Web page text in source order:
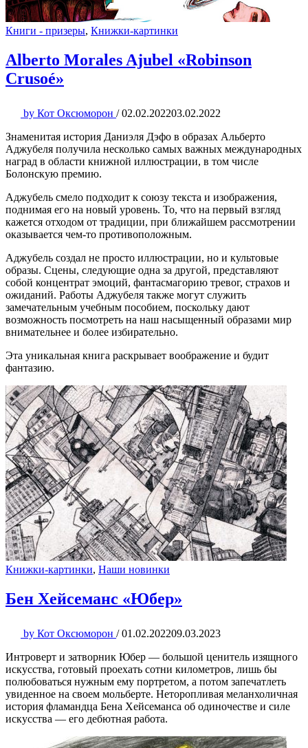
Книги - призеры, Книжки-картинки
Alberto Morales Ajubel «Robinson
Crusoé»
by Кот Оксюморон / 02.02.202203.02.2022
Знаменитая история Даниэля Дэфо в образах Альберто
Аджубеля получила несколько самых важных международных
наград в области книжной иллюстрации, в том числе
Болонскую премию.
Аджубель смело подходит к союзу текста и изображения,
поднимая его на новый уровень. То, что на первый взгляд
кажется отходом от традиции, при ближайшем рассмотрении
оказывается чем-то противоположным.
Аджубель создал не просто иллюстрации, но и культовые
образы. Сцены, следующие одна за другой, представляют
собой концентрат эмоций, фантасмагорию тревог, страхов и
ожиданий. Работы Аджубеля также могут служить
замечательным учебным пособием, поскольку дают
возможность посмотреть на наш насыщенный образами мир
внимательнее и более избирательно.
Эта уникальная книга раскрывает воображение и будит
фантазию.
Книжки-картинки, Наши новинки
Бен Хейсеманс «Юбер»
by Кот Оксюморон / 01.02.202209.03.2023
Интроверт и затворник Юбер — большой ценитель изящного
искусства, готовый проехать сотни километров, лишь бы
полюбоваться нужным ему портретом, а потом запечатлеть
увиденное на своем мольберте. Неторопливая меланхоличная
история фламандца Бена Хейсеманса об одиночестве и силе
искусства — его дебютная работа.